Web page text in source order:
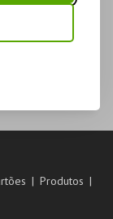
Produtos